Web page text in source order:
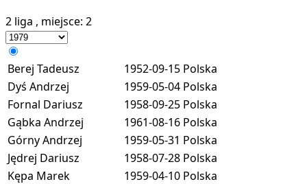
2 liga , miejsce: 2
Berej Tadeusz 1952-09-15 Polska
Dyś Andrzej
1959-05-04 Polska
Fornal Dariusz
1958-09-25 Polska
Gąbka Andrzej
1961-08-16 Polska
Górny Andrzej
1959-05-31 Polska
Jędrej Dariusz
1958-07-28 Polska
Kępa Marek
1959-04-10 Polska